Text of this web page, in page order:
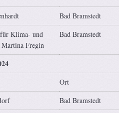
Bad Bramstedt
Klima- und
Fregin
Bad Bramstedt
Ort
Bad Bramstedt